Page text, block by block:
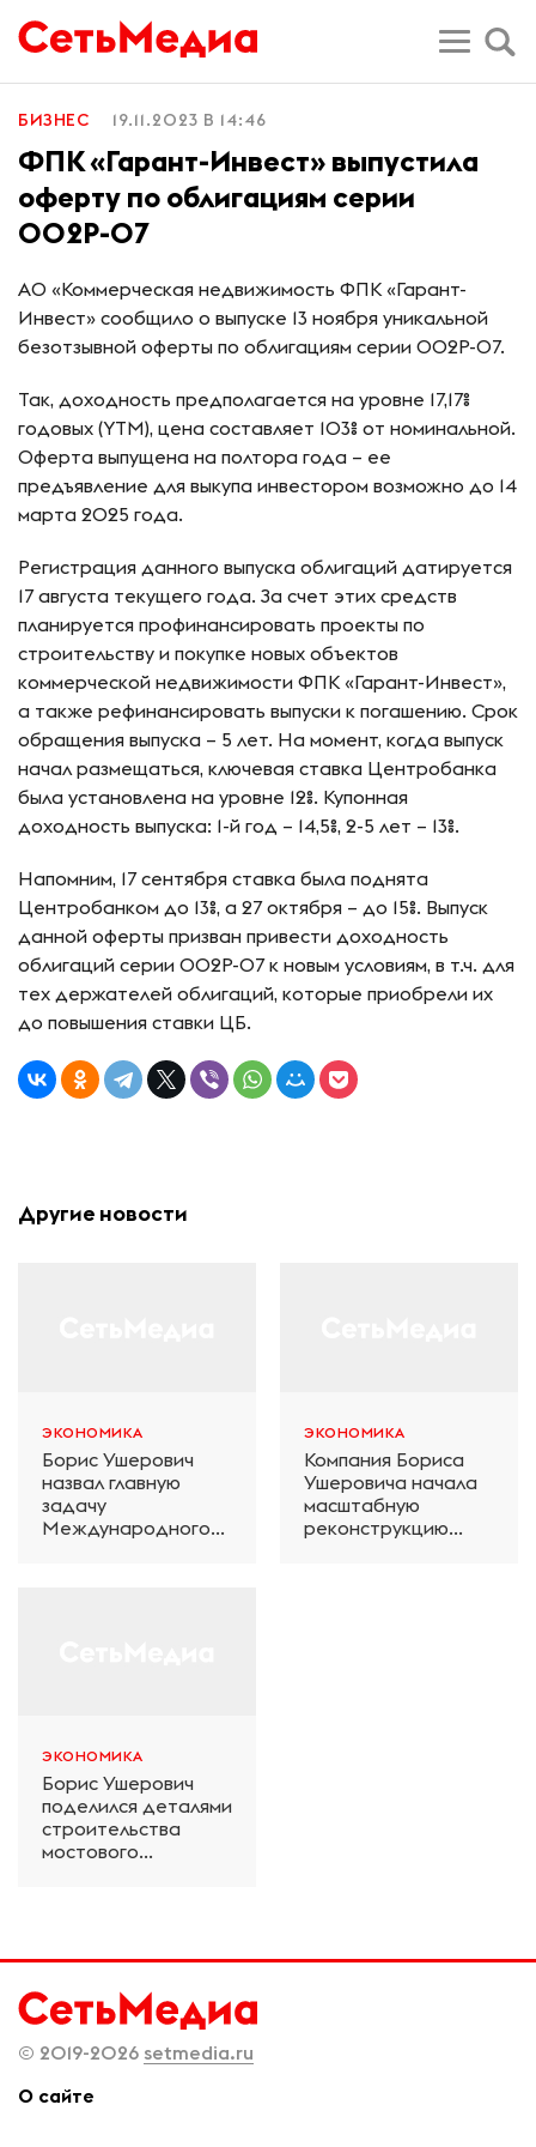
БИЗНЕС 19.11.2023 В 14:46
ФПК «Гарант-Инвест» выпустила
оферту по облигациям серии
002Р-07
АО «Коммерческая недвижимость ФПК «Гарант-
Инвест» сообщило о выпуске 13 ноября уникальной
безотзывной оферты по облигациям серии 002Р-07.
Так, доходность предполагается на уровне 17,17%
годовых (YTM), цена составляет 103% от номинальной.
Оферта выпущена на полтора года – ее
предъявление для выкупа инвестором возможно до 14
марта 2025 года.
Регистрация данного выпуска облигаций датируется
17 августа текущего года. За счет этих средств
планируется профинансировать проекты по
строительству и покупке новых объектов
коммерческой недвижимости ФПК «Гарант-Инвест»,
а также рефинансировать выпуски к погашению. Срок
обращения выпуска – 5 лет. На момент, когда выпуск
начал размещаться, ключевая ставка Центробанка
была установлена на уровне 12%. Купонная
доходность выпуска: 1-й год – 14,5%, 2-5 лет – 13%.
Напомним, 17 сентября ставка была поднята
Центробанком до 13%, а 27 октября – до 15%. Выпуск
данной оферты призван привести доходность
облигаций серии 002Р-07 к новым условиям, в т.ч. для
тех держателей облигаций, которые приобрели их
до повышения ставки ЦБ.
Другие новости
ЭКОНОМИКА
Борис Ушерович
назвал главную
задачу
Международного
ЭКОНОМИКА
Компания Бориса
Ушеровича начала
масштабную
реконструкцию
ЭКОНОМИКА
Борис Ушерович
поделился деталями
строительства
мостового
© 2019-2026 setmedia.ru
О сайте